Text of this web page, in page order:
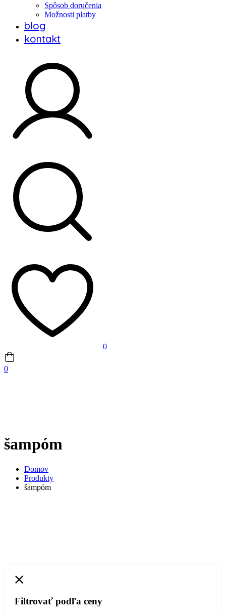
Spôsob doručenia
Možnosti platby
blog
kontakt
0
0
šampóm
Domov
Produkty
šampóm
Filtrovať podľa ceny